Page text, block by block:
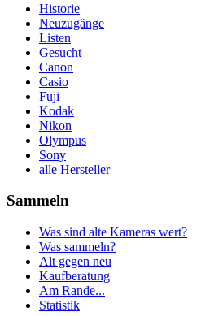
Historie
Neuzugänge
Listen
Gesucht
Canon
Casio
Fuji
Kodak
Nikon
Olympus
Sony
alle Hersteller
Sammeln
Was sind alte Kameras wert?
Was sammeln?
Alt gegen neu
Kaufberatung
Am Rande...
Statistik